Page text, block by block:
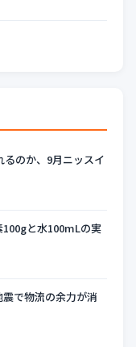
のか、9月ニッスイ
と水100mLの実
で物流の余力が消